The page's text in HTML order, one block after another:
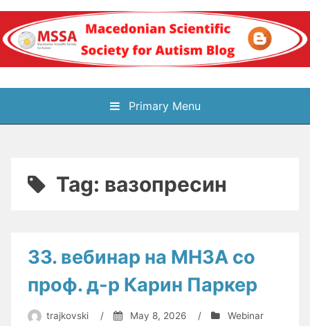
Skip
content
Блог на
Македонското научно
здружение за
Primary Menu
Tag: вазопресин
33. вебинар на МНЗА со
проф. д-р Карин Паркер
trajkovski / May 8, 2026 / Webinar